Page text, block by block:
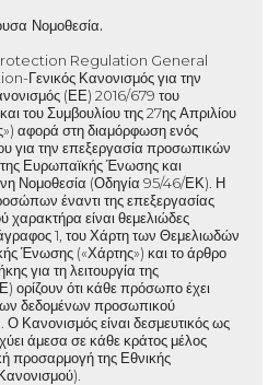
Νομοθεσία.
Regulation General
Κανονισμός για την
(ΕΕ) 2016/679 του
του Συμβουλίου της 27ης Απριλίου
αφορά στη διαμόρφωση ενός
για την επεξεργασία προσωπικών
Ευρωπαϊκής Ένωσης και
Νομοθεσία (Οδηγία 95/46/ΕΚ). Η
έναντι της επεξεργασίας
είναι θεμελιώδες
1, του Χάρτη των Θεμελιωδών
Ένωσης («Χάρτης») και το άρθρο
για τη λειτουργία της
ότι κάθε πρόσωπο έχει
δεδομένων προσωπικού
Κανονισμός είναι δεσμευτικός ως
άμεσα σε κάθε κράτος μέλος
προσαρμογή της Εθνικής